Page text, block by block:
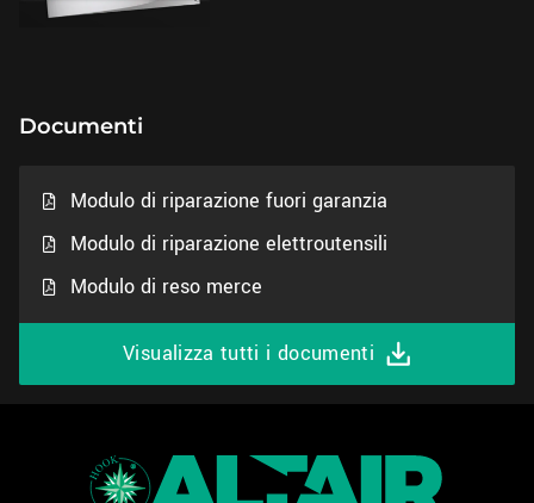
Documenti
Modulo di riparazione fuori garanzia
Modulo di riparazione elettroutensili
Modulo di reso merce
Visualizza tutti i documenti